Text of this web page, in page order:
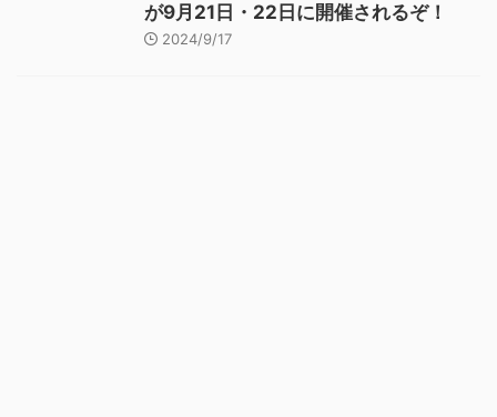
が9月21日・22日に開催されるぞ！
2024/9/17